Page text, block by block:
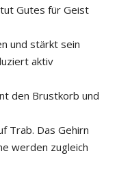
Gutes für Geist
und stärkt sein
aktiv
den Brustkorb und
Trab. Das Gehirn
werden zugleich